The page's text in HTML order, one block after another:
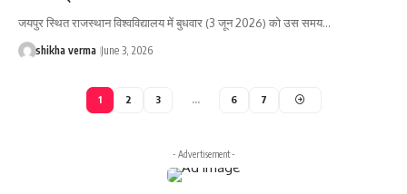
जयपुर स्थित राजस्थान विश्वविद्यालय में बुधवार (3 जून 2026) को उस समय…
shikha verma June 3, 2026
1 2 3 … 6 7
- Advertisement -